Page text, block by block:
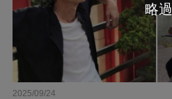
2025/09/24
略過